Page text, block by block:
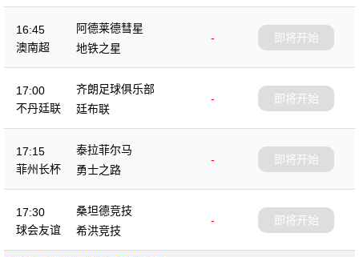
16:45
澳南超
阿德莱德彗星
-
地铁之星
即将开始
17:00
不丹廷联
齐朗足球俱乐部
-
廷布联
即将开始
17:15
菲州长杯
泰拉菲尔马
-
勇士之路
即将开始
17:30
球会友谊
桑坦德竞技
-
希洪竞技
即将开始